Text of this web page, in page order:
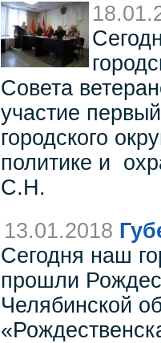
Совета
участие
городского
политике и
С.Н.
13.01.2018
Сегодня наш
прошли
Челябинской